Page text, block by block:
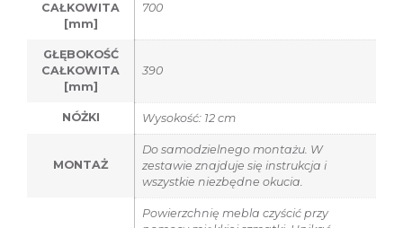
CAŁKOWITA
[mm]
700
GŁĘBOKOŚĆ
CAŁKOWITA
[mm]
390
NÓŻKI Wysokość: 12 cm
MONTAŻ
Do samodzielnego montażu. W
zestawie znajduje się instrukcja i
wszystkie niezbędne okucia.
Powierzchnię mebla czyścić przy